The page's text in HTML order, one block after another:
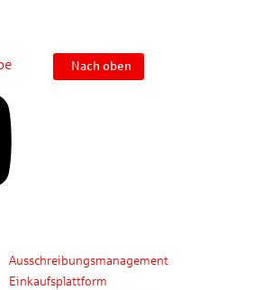
Nach oben
Ausschreibungsmanagement
Einkaufsplattform